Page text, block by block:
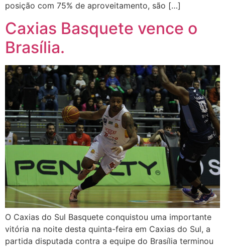
posição com 75% de aproveitamento, são […]
Caxias Basquete vence o
Brasília.
O Caxias do Sul Basquete conquistou uma importante
vitória na noite desta quinta-feira em Caxias do Sul, a
partida disputada contra a equipe do Brasília terminou